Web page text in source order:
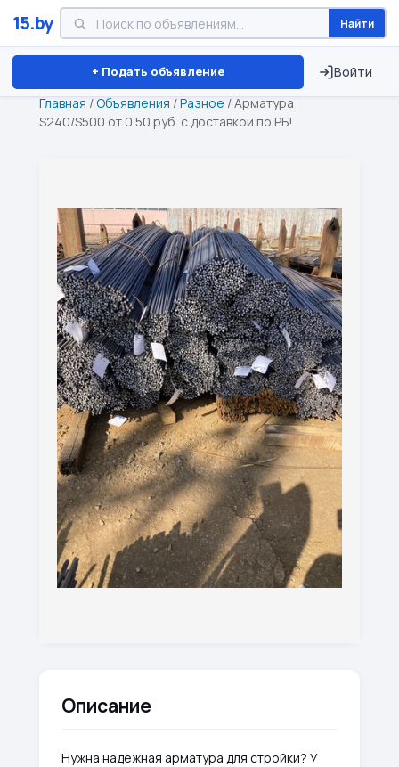
15.by Найти
+ Подать объявление Войти
Минск Витебск Брест ⏱ ТОЛЬКО 15 ДНЕЙ
Главная /Объявления /Разное /Арматура
S240/S500 от 0.50 руб. с доставкой по РБ!
Описание
Нужна надежная арматура для стройки? У